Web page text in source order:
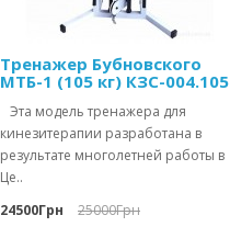
Тренажер Бубновского
МТБ-1 (105 кг) КЗС-004.105
Эта модель тренажера для
кинезитерапии разработана в
результате многолетней работы в
Це..
24500Грн
25000Грн